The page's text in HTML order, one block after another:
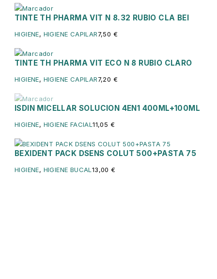
TINTE TH PHARMA VIT N 8.32 RUBIO CLA BEI
HIGIENE, HIGIENE CAPILAR7,50 €
TINTE TH PHARMA VIT ECO N 8 RUBIO CLARO
HIGIENE, HIGIENE CAPILAR7,20 €
Sin existencias
ISDIN MICELLAR SOLUCION 4EN1 400ML+100ML
HIGIENE, HIGIENE FACIAL11,05 €
BEXIDENT PACK DSENS COLUT 500+PASTA 75
HIGIENE, HIGIENE BUCAL 13,00€